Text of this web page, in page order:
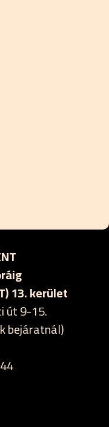
13. kerület
út 9-15.
bejáratnál)